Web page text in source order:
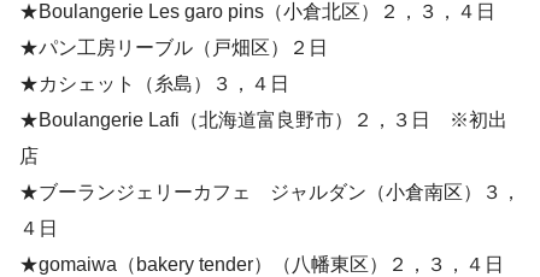
★Boulangerie Les garo pins（小倉北区）２，３，４日
★パン工房リーブル（戸畑区）２日
★カシェット（糸島）３，４日
★Boulangerie Lafi（北海道富良野市）２，３日 ※初出
店
★ブーランジェリーカフェ ジャルダン（小倉南区）３，
４日
★gomaiwa（bakery tender）（八幡東区）２，３，４日